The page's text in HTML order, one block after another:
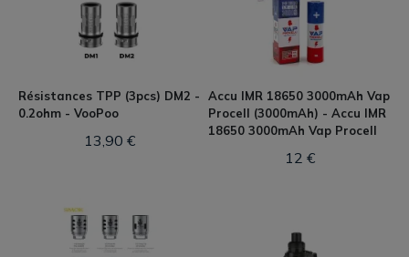
Résistances TPP (3pcs) DM2 -
0.2ohm - VooPoo
13,90 €
Accu IMR 18650 3000mAh Vap
Procell (3000mAh) - Accu IMR
18650 3000mAh Vap Procell
12 €